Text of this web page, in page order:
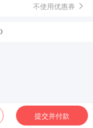
不使用优惠券
》
提交并付款